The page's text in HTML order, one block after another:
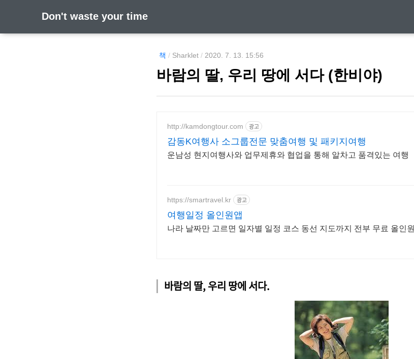
Don't waste your time
책 / Sharklet / 2020. 7. 13. 15:56
바람의 딸, 우리 땅에 서다 (한비야)
http://kamdongtour.com 광고
감동K여행사 소그룹전문 맞춤여행 및 패키지여행
운남성 현지여행사와 업무제휴와 협업을 통해 알차고 품격있는 여행
https://smartravel.kr 광고
여행일정 올인원앱
나라 날짜만 고르면 일자별 일정 코스 동선 지도까지 전부 무료 올인원
바람의 딸, 우리 땅에 서다.